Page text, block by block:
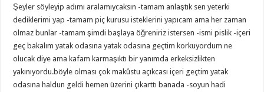
Şeyler söyleyip adımı aralamıycaksın -tamam anlaştık sen yeterki
dediklerimi yap -tamam piç kurusu isteklerini yapıcam ama her zaman
olmaz bunlar -tamam şimdi başlaya öğreniriz istersen -ismi pislik -içeri
geç bakalım yatak odasına yatak odasına geçtim korkuyordum ne
olucak diye ama kafam karmaşıktı bir yanımda erkeksizlikten
yakınıyordu.böyle olması çok makûstu açıkcası içeri geçtim yatak
odasına haldun geldi hemen üzerini çıkarttı banada -soyun hadi